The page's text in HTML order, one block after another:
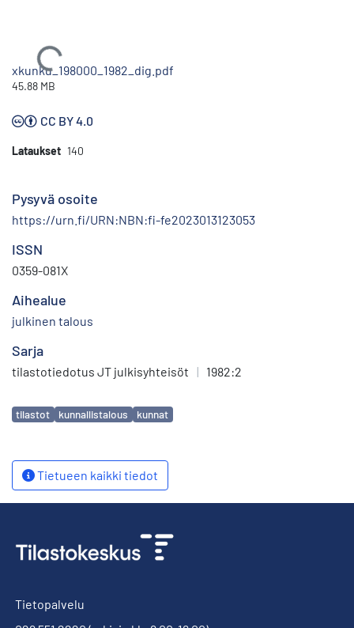
Ladataan...
xkunku_198000_1982_dig.pdf
45.88 MB
CC BY 4.0
Lataukset 140
Pysyvä osoite
https://urn.fi/URN:NBN:fi-fe2023013123053
ISSN
0359-081X
Aihealue
julkinen talous
Sarja
tilastotiedotus JT julkisyhteisöt | 1982:2
Avainsanat
tilastot kunnallistalous kunnat
Tietueen kaikki tiedot
Tietopalvelu